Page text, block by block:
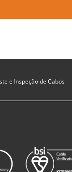
e Inspeção de Cabos